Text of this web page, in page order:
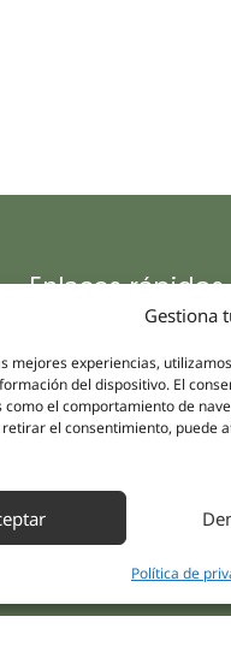
Gestiona
mejores experiencias,
del dispositivo. El
como el comportamiento de
el consentimiento, puede
Política de
Enlaces rápidos
Tienda online
Clínicas
Opiniones
Contáctanos